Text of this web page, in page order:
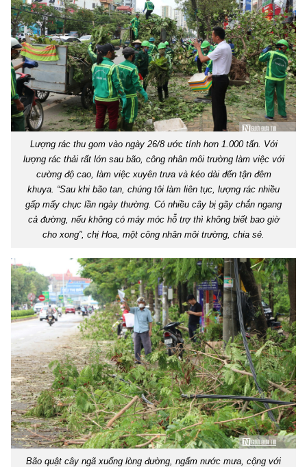
Lượng rác thu gom vào ngày 26/8 ước tính hơn 1.000 tấn. Với
lượng rác thải rất lớn sau bão, công nhân môi trường làm việc với
cường độ cao, làm việc xuyên trưa và kéo dài đến tận đêm
khuya. “Sau khi bão tan, chúng tôi làm liên tục, lượng rác nhiều
gấp mấy chục lần ngày thường. Có nhiều cây bị gãy chắn ngang
cả đường, nếu không có máy móc hỗ trợ thì không biết bao giờ
cho xong”, chị Hoa, một công nhân môi trường, chia sẻ.
Bão quật cây ngã xuống lòng đường, ngấm nước mưa, cộng với